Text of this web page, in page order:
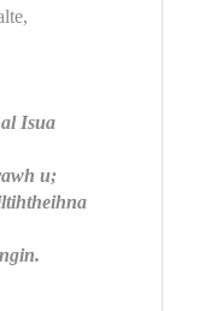
Isua
u;